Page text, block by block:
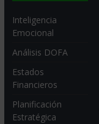
Inteligencia
Emocional
Análisis DOFA
Estados
Financieros
Planificación
Estratégica